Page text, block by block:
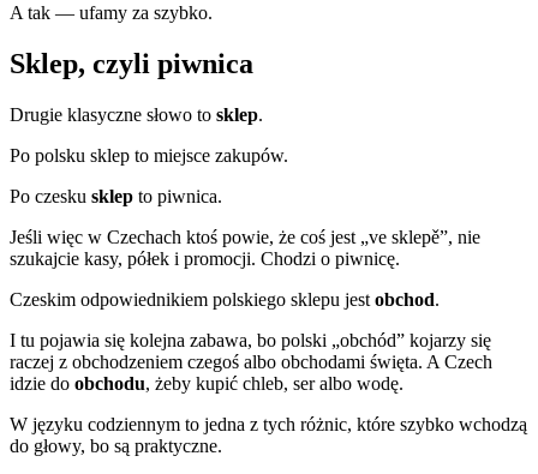
A tak — ufamy za szybko.
Sklep, czyli piwnica
Drugie klasyczne słowo to sklep.
Po polsku sklep to miejsce zakupów.
Po czesku sklep to piwnica.
Jeśli więc w Czechach ktoś powie, że coś jest „ve sklepě”, nie
szukajcie kasy, półek i promocji. Chodzi o piwnicę.
Czeskim odpowiednikiem polskiego sklepu jest obchod.
I tu pojawia się kolejna zabawa, bo polski „obchód” kojarzy się
raczej z obchodzeniem czegoś albo obchodami święta. A Czech
idzie do obchodu, żeby kupić chleb, ser albo wodę.
W języku codziennym to jedna z tych różnic, które szybko wchodzą
do głowy, bo są praktyczne.